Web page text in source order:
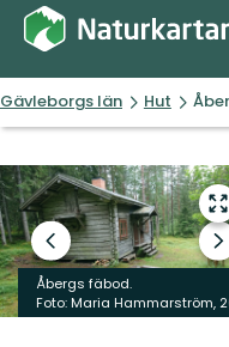
Gävleborgs län Hut
Vorige
slide
Åbergs fäbod.
Foto: Maria Hammarström,